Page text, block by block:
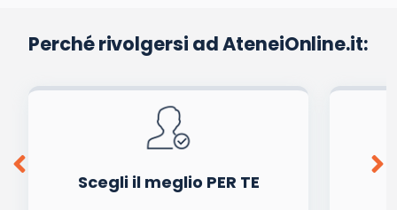
Perché rivolgersi ad AteneiOnline.it:
Scegli il meglio PER TE